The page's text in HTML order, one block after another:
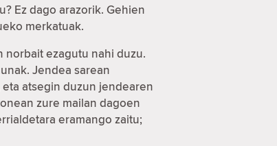
Ez dago arazorik. Gehien
merkatuak.
norbait ezagutu nahi duzu.
Jendea sarean
atsegin duzun jendearen
zure mailan dagoen
eramango zaitu;